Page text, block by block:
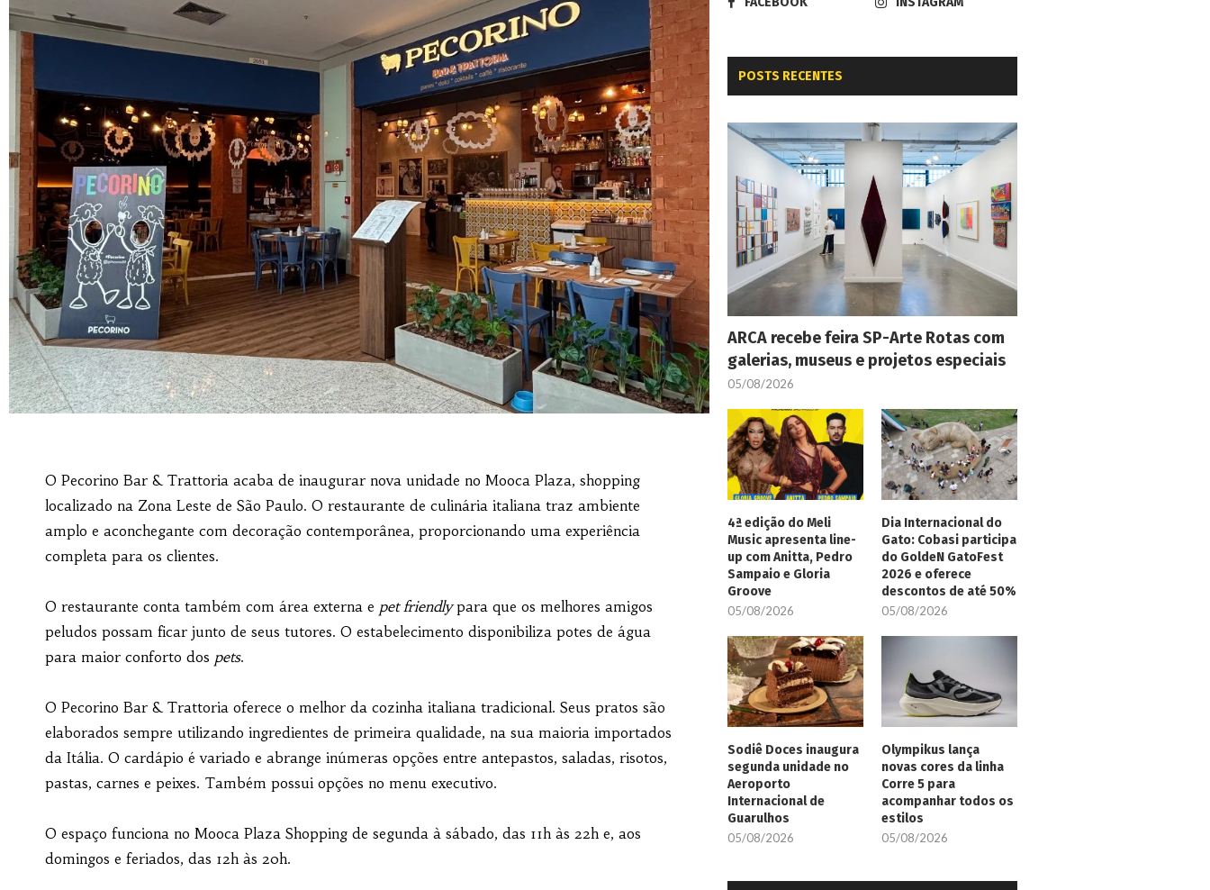
O Pecorino Bar & Trattoria acaba de inaugurar nova unidade no Mooca Plaza, shopping
localizado na Zona Leste de São Paulo. O restaurante de culinária italiana traz ambiente
amplo e aconchegante com decoração contemporânea, proporcionando uma experiência
completa para os clientes.
O restaurante conta também com área externa e pet friendlypara que os melhores amigos
peludos possam ficar junto de seus tutores. O estabelecimento disponibiliza potes de água
para maior conforto dos pets.
O Pecorino Bar & Trattoria oferece o melhor da cozinha italiana tradicional. Seus pratos são
elaborados sempre utilizando ingredientes de primeira qualidade, na sua maioria importados
da Itália. O cardápio é variado e abrange inúmeras opções entre antepastos, saladas, risotos,
pastas, carnes e peixes. Também possui opções no menu executivo.
O espaço funciona no Mooca Plaza Shopping de segunda à sábado, das 11h às 22h e, aos
domingos e feriados, das 12h às 20h.
POSTS RECENTES
ARCA recebe feira SP-Arte Rotas com
galerias, museus e projetos especiais
05/08/2026
4ª edição do Meli
Music apresenta line-
up com Anitta, Pedro
Sampaio e Gloria
Groove
05/08/2026
Dia Internacional do
Gato: Cobasi participa
do GoldeN GatoFest
2026 e oferece
descontos de até 50%
05/08/2026
Sodiê Doces inaugura
segunda unidade no
Aeroporto
Internacional de
Guarulhos
05/08/2026
Olympikus lança
novas cores da linha
Corre 5 para
acompanhar todos os
estilos
05/08/2026